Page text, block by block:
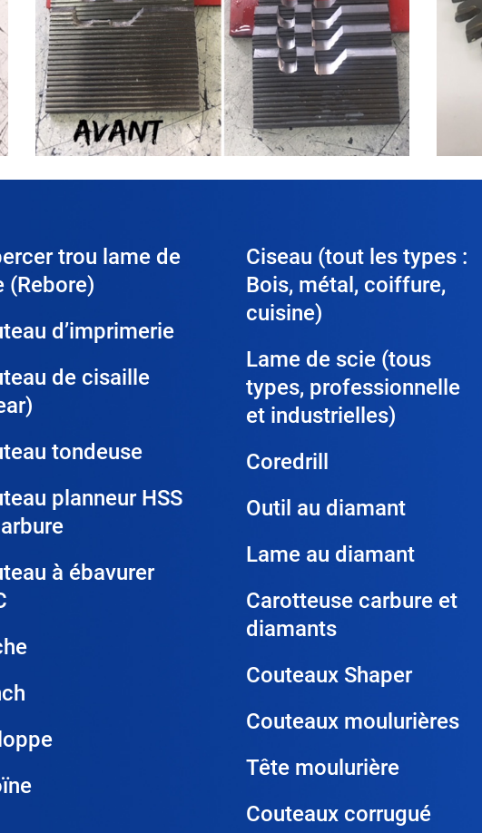
trou lame de
(Rebore)
d’imprimerie
de cisaille
tondeuse
planneur HSS
à ébavurer
Ciseau (tout les types :
Bois, métal, coiffure,
cuisine)
Lame de scie (tous
types, professionnelle
et industrielles)
Coredrill
Outil au diamant
Lame au diamant
Carotteuse carbure et
diamants
Couteaux Shaper
Couteaux moulurières
Tête moulurière
Couteaux corrugué